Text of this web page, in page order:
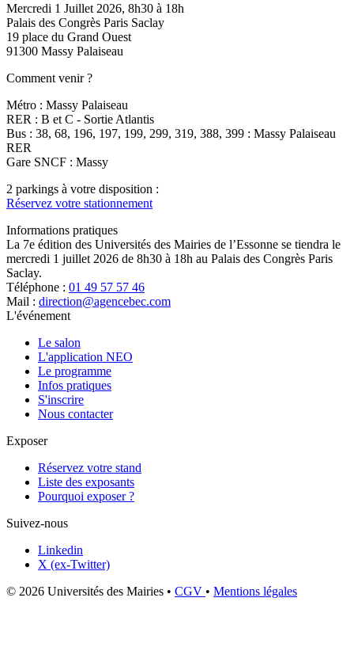
Mercredi 1 Juillet 2026, 8h30 à 18h
Palais des Congrès Paris Saclay
19 place du Grand Ouest
91300 Massy Palaiseau
Comment venir ?
Métro : Massy Palaiseau
RER : B et C - Sortie Atlantis
Bus : 38, 68, 196, 197, 199, 299, 319, 388, 399 : Massy Palaiseau
RER
Gare SNCF : Massy
2 parkings à votre disposition :
Réservez votre stationnement
Informations pratiques
La 7e édition des Universités des Mairies de l’Essonne se tiendra le
mercredi 1 juillet 2026 de 8h30 à 18h au Palais des Congrès Paris
Saclay.
Téléphone : 01 49 57 57 46
Mail : direction@agencebec.com
L'événement
Le salon
L'application NEO
Le programme
Infos pratiques
S'inscrire
Nous contacter
Exposer
Réservez votre stand
Liste des exposants
Pourquoi exposer ?
Suivez-nous
Linkedin
X (ex-Twitter)
© 2026 Universités des Mairies • CGV • Mentions légales